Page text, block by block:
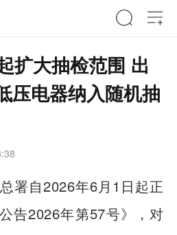
扩大抽检范围 出
压电器纳入随机抽
署自2026年6月1日起正
告2026年第57号》，对